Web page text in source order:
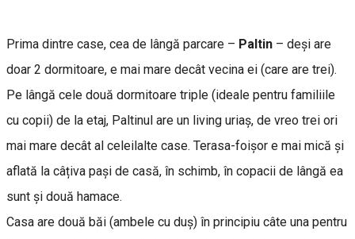
Prima dintre case, cea de lângă parcare – Paltin – deși are
doar 2 dormitoare, e mai mare decât vecina ei (care are trei).
Pe lângă cele două dormitoare triple (ideale pentru familiile
cu copii) de la etaj, Paltinul are un living uriaș, de vreo trei ori
mai mare decât al celeilalte case. Terasa-foișor e mai mică și
aflată la câțiva pași de casă, în schimb, în copacii de lângă ea
sunt și două hamace.
Casa are două băi (ambele cu duș) în principiu câte una pentru